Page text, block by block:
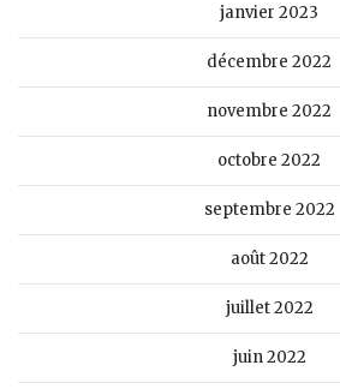
janvier 2023
décembre 2022
novembre 2022
octobre 2022
septembre 2022
août 2022
juillet 2022
juin 2022